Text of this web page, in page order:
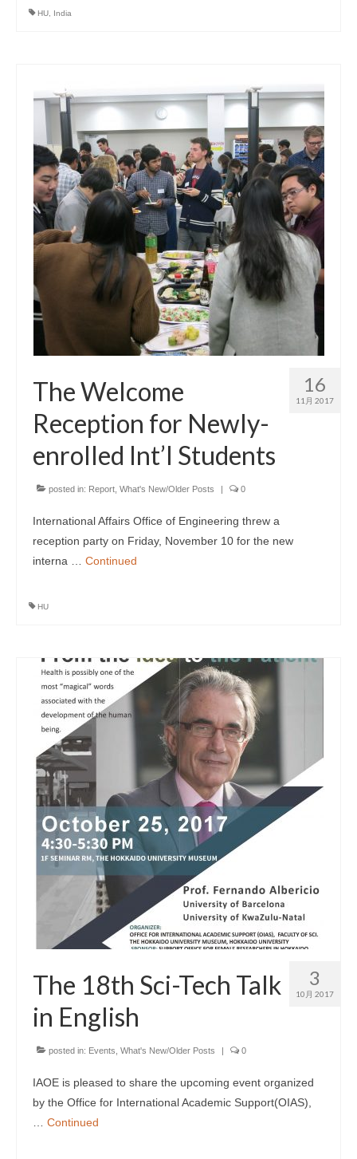
HU India
16
11月 2017
The Welcome
Reception for Newly-
enrolled Int’l Students
posted in: Report What's New/Older Posts | 0
International Affairs Office of Engineering threw a
reception party on Friday, November 10 for the new
interna … Continued
HU
3
10月 2017
The 18th Sci-Tech Talk
in English
posted in: Events What's New/Older Posts | 0
IAOE is pleased to share the upcoming event organized
by the Office for International Academic Support(OIAS),
Continued